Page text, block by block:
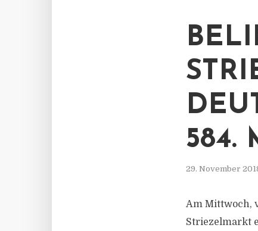
584.
29. November
Am Mittwoch,
Striezelmarkt